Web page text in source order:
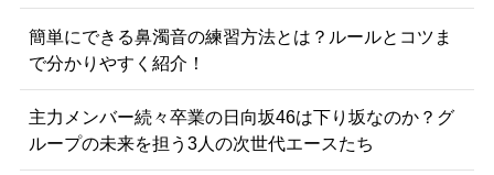
簡単にできる鼻濁音の練習方法とは？ルールとコツま
で分かりやすく紹介！
主力メンバー続々卒業の日向坂46は下り坂なのか？グ
ループの未来を担う3人の次世代エースたち